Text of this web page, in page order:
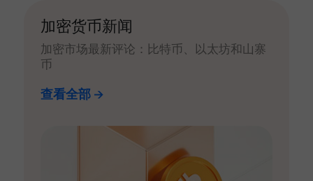
加密货币新闻
加密市场最新评论：比特币、以太坊和山寨
币
查看全部